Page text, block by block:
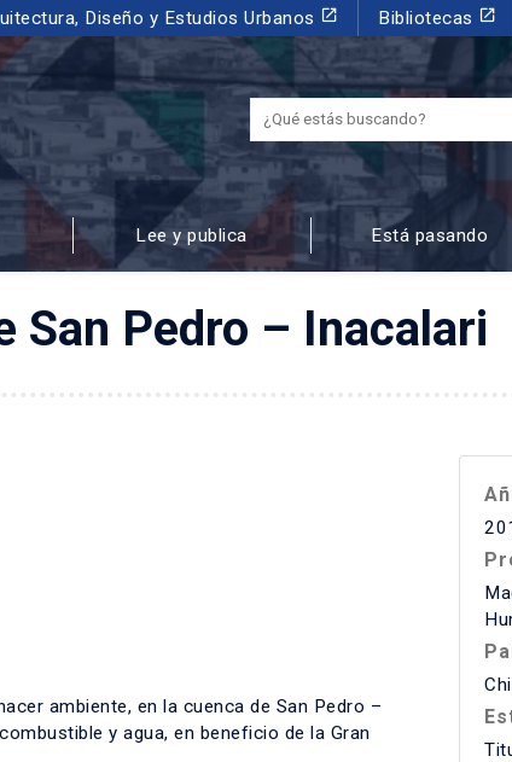
Diseño y Estudios Urbanos launch Bibliotecas launch
¿Qué estás
Lee y publica Está pasando
San Pedro – Inacalari
ambiente, en la cuenca de San Pedro –
y agua, en beneficio de la Gran